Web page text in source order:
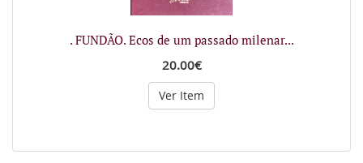
. FUNDÃO. Ecos de um passado milenar...
20.00€
Ver Item